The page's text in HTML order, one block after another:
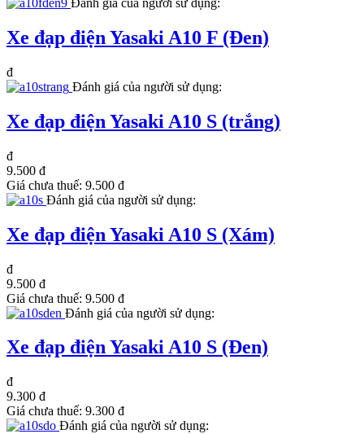
Đánh giá của người sử dụng:
Xe đạp điện Yasaki A10 F (Đen)
đ
Đánh giá của người sử dụng:
Xe đạp điện Yasaki A10 S (trắng)
đ
9.500 đ
Giá chưa thuế: 9.500 đ
Đánh giá của người sử dụng:
Xe đạp điện Yasaki A10 S (Xám)
đ
9.500 đ
Giá chưa thuế: 9.500 đ
Đánh giá của người sử dụng:
Xe đạp điện Yasaki A10 S (Đen)
đ
9.300 đ
Giá chưa thuế: 9.300 đ
Đánh giá của người sử dụng: